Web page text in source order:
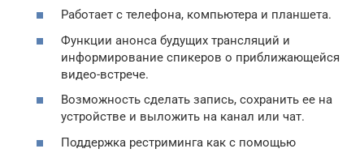
Работает с телефона, компьютера и планшета.
Функции анонса будущих трансляций и
информирование спикеров о приближающейся
видео-встрече.
Возможность сделать запись, сохранить ее на
устройстве и выложить на канал или чат.
Поддержка рестриминга как с помощью